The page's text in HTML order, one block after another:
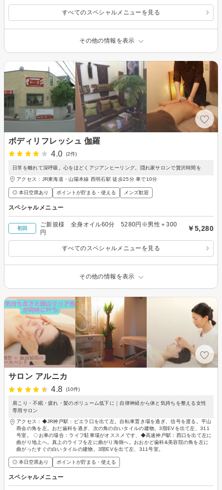
すべてのスペシャルメニューを見る
その他の情報を表示
ボディリフレッシュ 伽羅
4.0
(2件)
日常を離れて深呼吸。心をほどくアジアンヒーリング。隠れ家サロンで贅沢時間を
アクセス：JR東海道・山陽本線 西明石駅 徒歩25分 車で10分
◎ 本日空席あり ポイントが貯まる・使える メンズ歓迎
スペシャルメニュー
初回
ご新規様 全身オイル60分 5280円※男性＋300
円
￥5,280
すべてのスペシャルメニューを見る
その他の情報を表示
サロン アルニカ
4.8
(10件)
肩こり・不眠・疲れ・髪のボリューム低下に｜自律神経から体と気持ちを整える女性
専用サロン
アクセス：◆JR神戸駅：ビエラ口を出て左。自転車置き場を過ぎ、信号を渡る。平山
商会の角を左。おだ歯科を過ぎ、次の角の白いタイルの建物。3階EVを出て左、311
号室。 ◇お車の場合：ライフ駐車場がオススメです、◆高速神戸駅：西口を出て左に
曲がり地上へ。真上のライフを左に曲がり海側へ。おおかど歯科&美容院の角を左に
曲がったすぐの白いタイルの建物。3階EVを出て左、311号室。
◎ 本日空席あり ポイントが貯まる・使える
スペシャルメニュー